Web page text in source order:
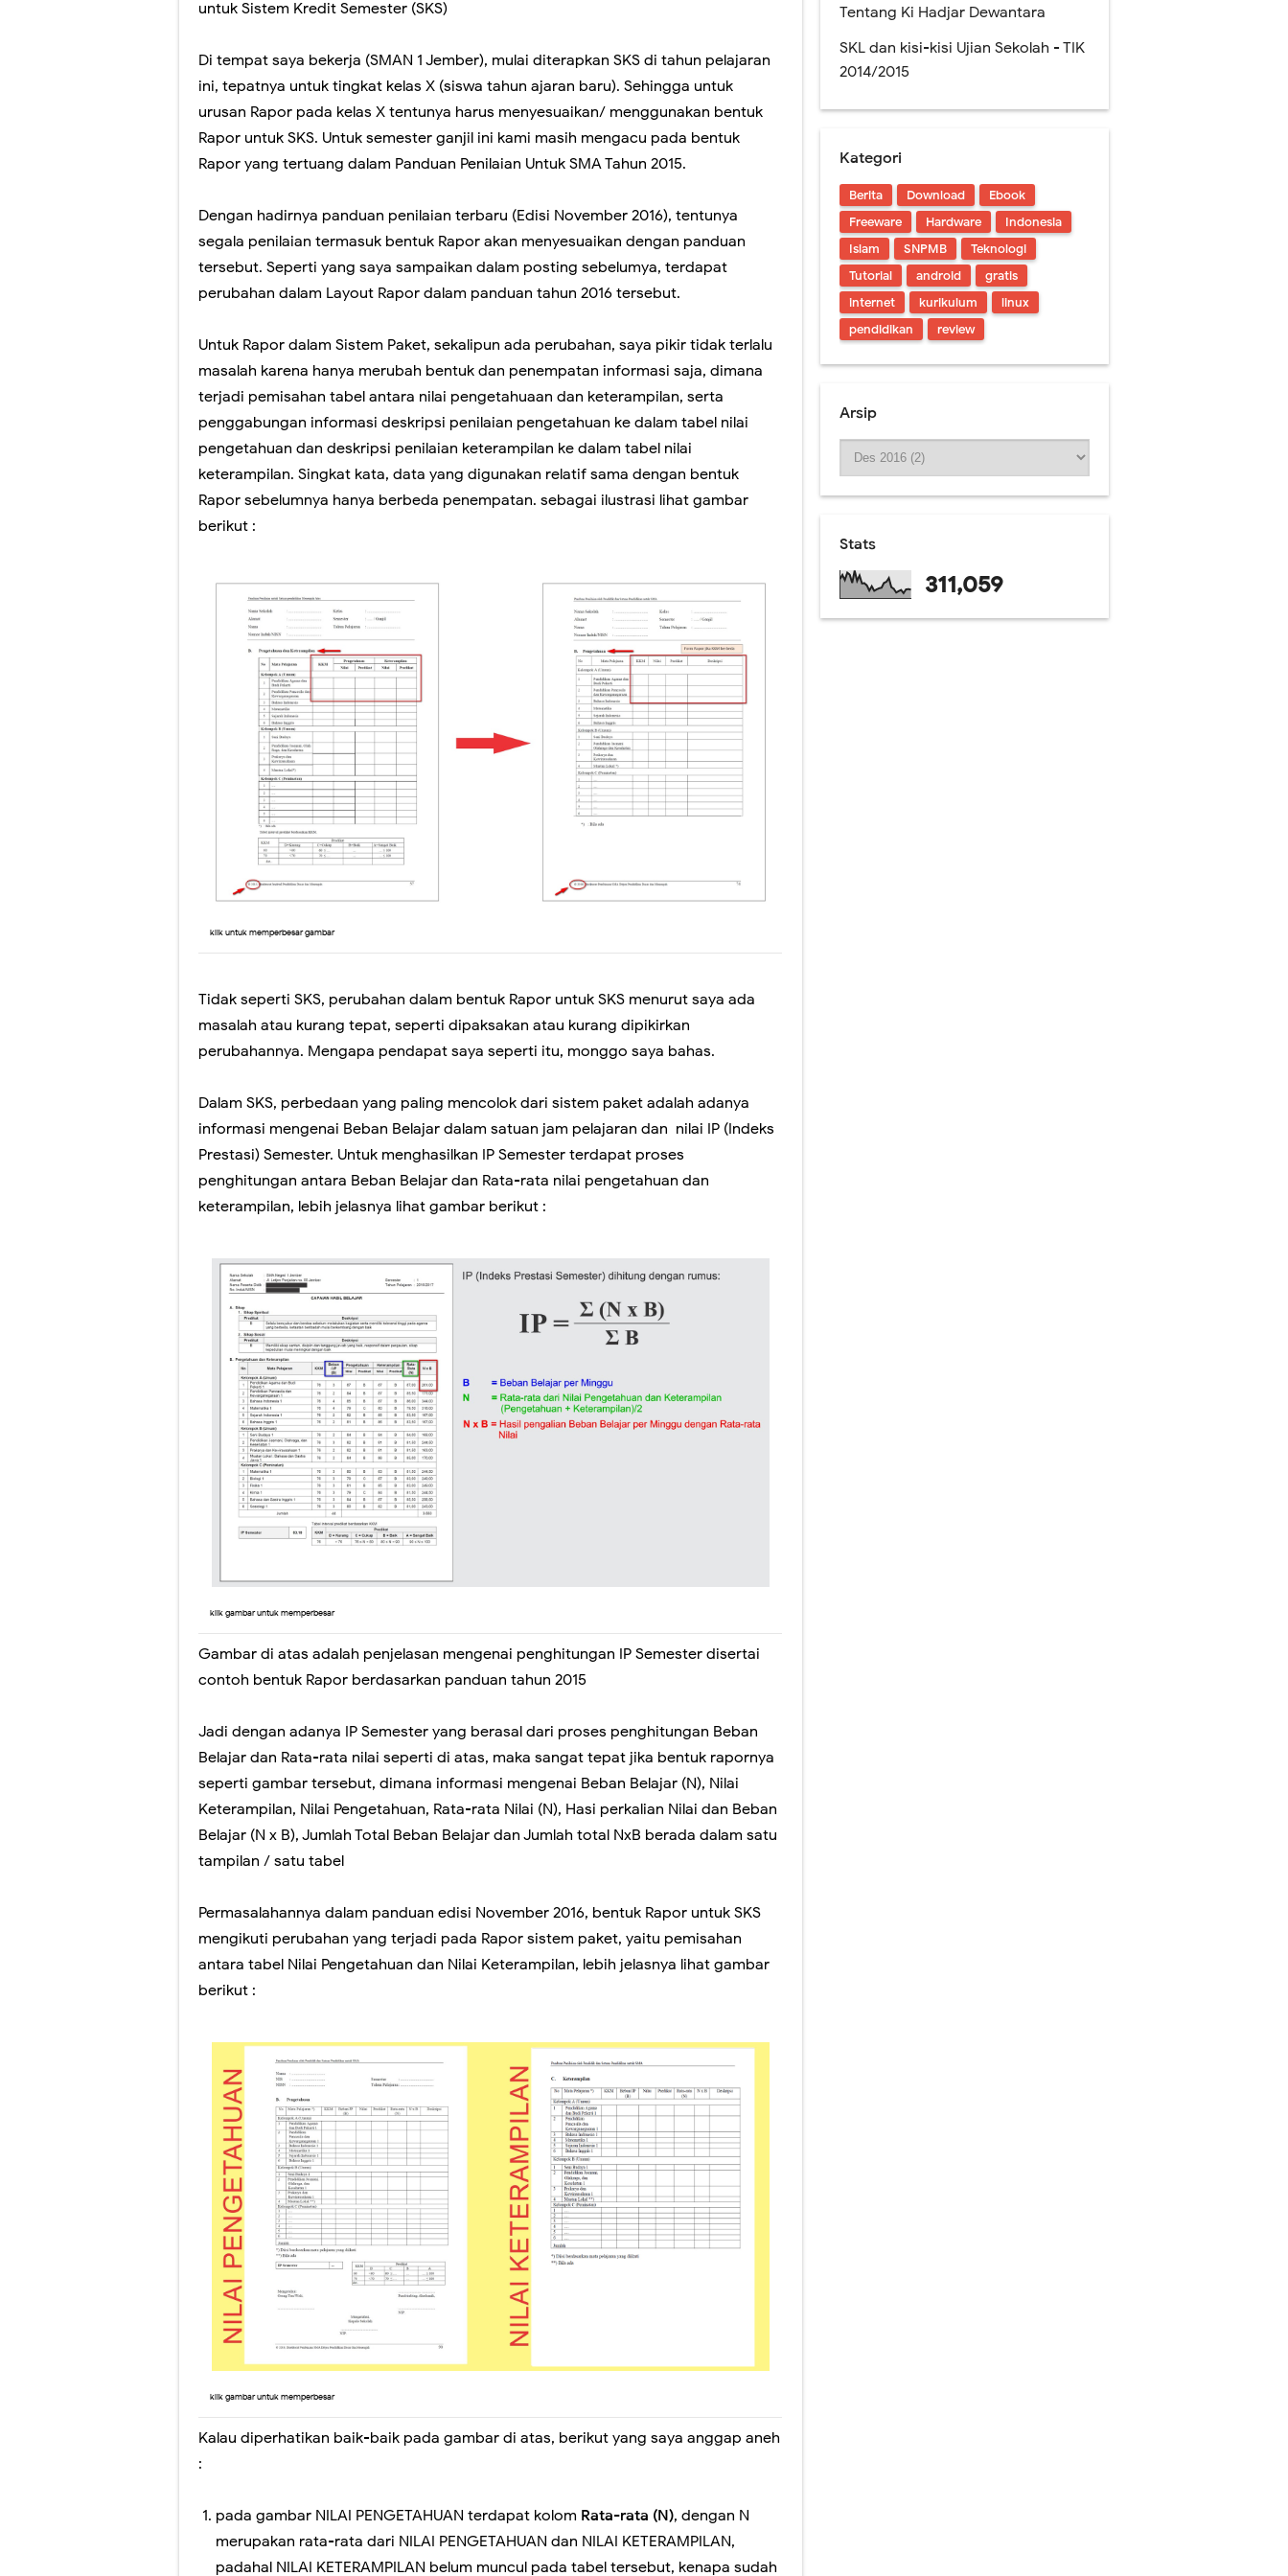
Pilkada Rasa Pilpres. Sedikit Pendapat Saya Mengenai Pilgub DKI
Pelatihan Penggunaan Soal-soal berbasis LMS di SMAN 1 Jember
Ragu dengan Qur'an Digital? Cobalah Aplikasi Qur'an Kemenag
Hari Ini Pendaftaran Sekolah Kedinasan 2025 Mulai Dibuka, Cek Alur dan Persiapannya di Sini!
untuk Sistem Kredit Semester (SKS)
Di tempat saya bekerja (SMAN 1 Jember), mulai diterapkan SKS di tahun pelajaran
ini, tepatnya untuk tingkat kelas X (siswa tahun ajaran baru). Sehingga untuk
urusan Rapor pada kelas X tentunya harus menyesuaikan/ menggunakan bentuk
Rapor untuk SKS. Untuk semester ganjil ini kami masih mengacu pada bentuk
Rapor yang tertuang dalam Panduan Penilaian Untuk SMA Tahun 2015.
Dengan hadirnya panduan penilaian terbaru (Edisi November 2016), tentunya
segala penilaian termasuk bentuk Rapor akan menyesuaikan dengan panduan
tersebut. Seperti yang saya sampaikan dalam posting sebelumya, terdapat
perubahan dalam Layout Rapor dalam panduan tahun 2016 tersebut.
Untuk Rapor dalam Sistem Paket, sekalipun ada perubahan, saya pikir tidak terlalu
masalah karena hanya merubah bentuk dan penempatan informasi saja, dimana
terjadi pemisahan tabel antara nilai pengetahuaan dan keterampilan, serta
penggabungan informasi deskripsi penilaian pengetahuan ke dalam tabel nilai
pengetahuan dan deskripsi penilaian keterampilan ke dalam tabel nilai
keterampilan. Singkat kata, data yang digunakan relatif sama dengan bentuk
Rapor sebelumnya hanya berbeda penempatan. sebagai ilustrasi lihat gambar
berikut :
klik untuk memperbesar gambar
Tidak seperti SKS, perubahan dalam bentuk Rapor untuk SKS menurut saya ada
masalah atau kurang tepat, seperti dipaksakan atau kurang dipikirkan
perubahannya. Mengapa pendapat saya seperti itu, monggo saya bahas.
Dalam SKS, perbedaan yang paling mencolok dari sistem paket adalah adanya
informasi mengenai Beban Belajar dalam satuan jam pelajaran dan nilai IP (Indeks
Prestasi) Semester. Untuk menghasilkan IP Semester terdapat proses
penghitungan antara Beban Belajar dan Rata-rata nilai pengetahuan dan
keterampilan, lebih jelasnya lihat gambar berikut :
klik gambar untuk memperbesar
Gambar di atas adalah penjelasan mengenai penghitungan IP Semester disertai
contoh bentuk Rapor berdasarkan panduan tahun 2015
Jadi dengan adanya IP Semester yang berasal dari proses penghitungan Beban
Belajar dan Rata-rata nilai seperti di atas, maka sangat tepat jika bentuk rapornya
seperti gambar tersebut, dimana informasi mengenai Beban Belajar (N), Nilai
Keterampilan, Nilai Pengetahuan, Rata-rata Nilai (N), Hasi perkalian Nilai dan Beban
Belajar (N x B), Jumlah Total Beban Belajar dan Jumlah total NxB berada dalam satu
tampilan / satu tabel
Permasalahannya dalam panduan edisi November 2016, bentuk Rapor untuk SKS
mengikuti perubahan yang terjadi pada Rapor sistem paket, yaitu pemisahan
antara tabel Nilai Pengetahuan dan Nilai Keterampilan, lebih jelasnya lihat gambar
berikut :
klik gambar untuk memperbesar
Kalau diperhatikan baik-baik pada gambar di atas, berikut yang saya anggap aneh
:
pada gambar NILAI PENGETAHUAN terdapat kolom Rata-rata (N), dengan N
merupakan rata-rata dari NILAI PENGETAHUAN dan NILAI KETERAMPILAN,
padahal NILAI KETERAMPILAN belum muncul pada tabel tersebut, kenapa sudah
Tentang Ki Hadjar Dewantara
SKL dan kisi-kisi Ujian Sekolah - TIK
2014/2015
Kategori
Berita Download
Ebook
Freeware
Hardware
Indonesia
Islam
SNPMB
Teknologi
Tutorial
android
gratis
internet
kurikulum
linux
pendidikan
review
Arsip
Stats
311,059